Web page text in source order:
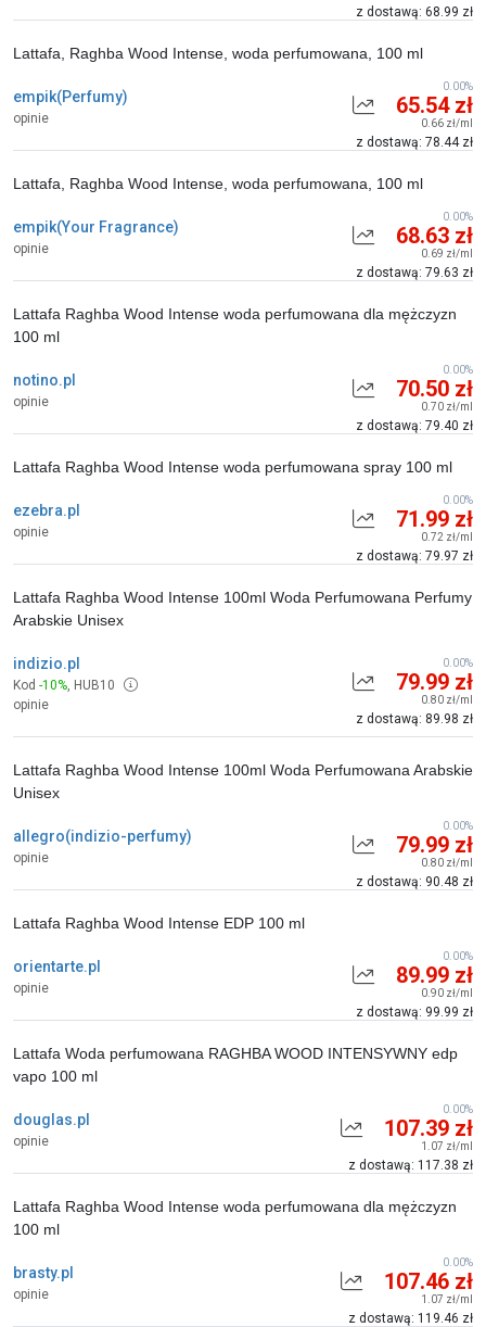
z dostawą: 68.99 zł
empik(Perfumy)
opinie
Lattafa, Raghba Wood Intense, woda perfumowana, 100 ml
65.54 zł
0.66 zł/ml
z dostawą: 78.44 zł
0.00%
empik(Your Fragrance)
opinie
Lattafa, Raghba Wood Intense, woda perfumowana, 100 ml
68.63 zł
0.69 zł/ml
z dostawą: 79.63 zł
0.00%
notino.pl
opinie
Lattafa Raghba Wood Intense woda perfumowana dla mężczyzn
100 ml
70.50 zł
0.70 zł/ml
z dostawą: 79.40 zł
0.00%
ezebra.pl
opinie
Lattafa Raghba Wood Intense woda perfumowana spray 100 ml
71.99 zł
0.72 zł/ml
z dostawą: 79.97 zł
0.00%
indizio.pl
Kod -10%, HUB10
opinie
Lattafa Raghba Wood Intense 100ml Woda Perfumowana Perfumy
Arabskie Unisex
79.99 zł
0.80 zł/ml
z dostawą: 89.98 zł
0.00%
allegro(indizio-perfumy)
opinie
Lattafa Raghba Wood Intense 100ml Woda Perfumowana Arabskie
Unisex
79.99 zł
0.80 zł/ml
z dostawą: 90.48 zł
0.00%
orientarte.pl
opinie
Lattafa Raghba Wood Intense EDP 100 ml
89.99 zł
0.90 zł/ml
z dostawą: 99.99 zł
0.00%
douglas.pl
opinie
Lattafa Woda perfumowana RAGHBA WOOD INTENSYWNY edp
vapo 100 ml
107.39 zł
1.07 zł/ml
z dostawą: 117.38 zł
0.00%
brasty.pl
opinie
Lattafa Raghba Wood Intense woda perfumowana dla mężczyzn
100 ml
107.46 zł
1.07 zł/ml
z dostawą: 119.46 zł
0.00%